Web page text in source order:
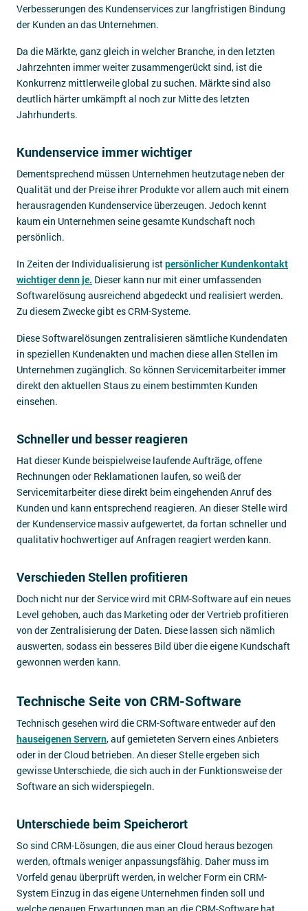
Verbesserungen des Kundenservices zur langfristigen Bindung
der Kunden an das Unternehmen.
Da die Märkte, ganz gleich in welcher Branche, in den letzten
Jahrzehnten immer weiter zusammengerückt sind, ist die
Konkurrenz mittlerweile global zu suchen. Märkte sind also
deutlich härter umkämpft al noch zur Mitte des letzten
Jahrhunderts.
Kundenservice immer wichtiger
Dementsprechend müssen Unternehmen heutzutage neben der
Qualität und der Preise ihrer Produkte vor allem auch mit einem
herausragenden Kundenservice überzeugen. Jedoch kennt
kaum ein Unternehmen seine gesamte Kundschaft noch
persönlich.
In Zeiten der Individualisierung istpersönlicher Kundenkontakt
wichtiger denn je. Dieser kann nur mit einer umfassenden
Softwarelösung ausreichend abgedeckt und realisiert werden.
Zu diesem Zwecke gibt es CRM-Systeme.
Diese Softwarelösungen zentralisieren sämtliche Kundendaten
in speziellen Kundenakten und machen diese allen Stellen im
Unternehmen zugänglich. So können Servicemitarbeiter immer
direkt den aktuellen Staus zu einem bestimmten Kunden
einsehen.
Schneller und besser reagieren
Hat dieser Kunde beispielweise laufende Aufträge, offene
Rechnungen oder Reklamationen laufen, so weiß der
Servicemitarbeiter diese direkt beim eingehenden Anruf des
Kunden und kann entsprechend reagieren. An dieser Stelle wird
der Kundenservice massiv aufgewertet, da fortan schneller und
qualitativ hochwertiger auf Anfragen reagiert werden kann.
Verschieden Stellen profitieren
Doch nicht nur der Service wird mit CRM-Software auf ein neues
Level gehoben, auch das Marketing oder der Vertrieb profitieren
von der Zentralisierung der Daten. Diese lassen sich nämlich
auswerten, sodass ein besseres Bild über die eigene Kundschaft
gewonnen werden kann.
Technische Seite von CRM-Software
Technisch gesehen wird die CRM-Software entweder auf den
hauseigenen Servern, auf gemieteten Servern eines Anbieters
oder in der Cloud betrieben. An dieser Stelle ergeben sich
gewisse Unterschiede, die sich auch in der Funktionsweise der
Software an sich widerspiegeln.
Unterschiede beim Speicherort
So sind CRM-Lösungen, die aus einer Cloud heraus bezogen
werden, oftmals weniger anpassungsfähig. Daher muss im
Vorfeld genau überprüft werden, in welcher Form ein CRM-
System Einzug in das eigene Unternehmen finden soll und